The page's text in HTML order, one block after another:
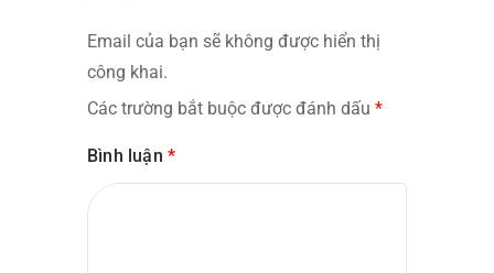
Email của bạn sẽ không được hiển thị
công khai.
Các trường bắt buộc được đánh dấu *
Bình luận *